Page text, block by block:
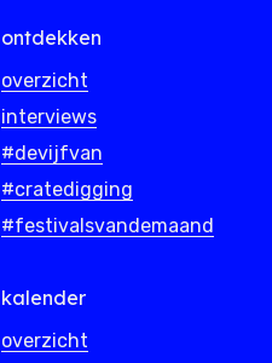
ontdekken
overzicht
interviews
#devijfvan
#cratedigging
#festivalsvandemaand
kalender
overzicht